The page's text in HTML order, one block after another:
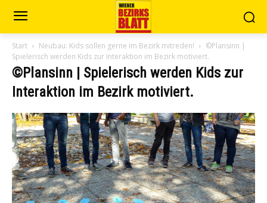
Start Neubau: Kids sollen gerne im Bezirk mitreden!
©Plansinn |
Spielerisch werden Kids zur Interaktion im Bezirk motiviert.
©Plansinn | Spielerisch werden Kids zur
Interaktion im Bezirk motiviert.